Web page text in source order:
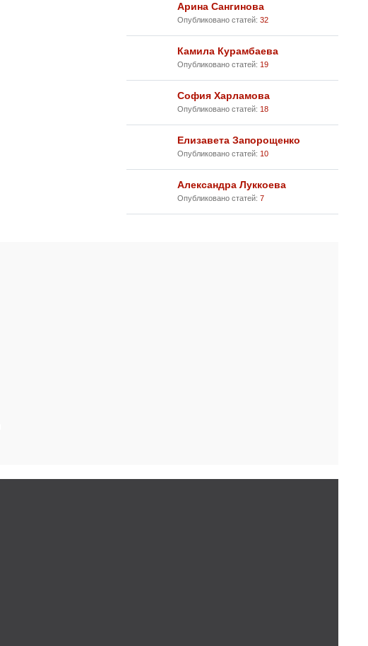
Арина Сангинова
Опубликовано статей: 32
Камила Курамбаева
Опубликовано статей: 19
София Харламова
Опубликовано статей: 18
Елизавета Запорощенко
Опубликовано статей: 10
Александра Луккоева
Опубликовано статей: 7